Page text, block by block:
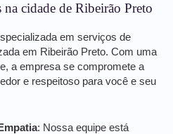
cidade de Ribeirão Preto
em serviços de
em Ribeirão Preto. Com uma
a empresa se compromete a
e respeitoso para você e seu
: Nossa equipe está